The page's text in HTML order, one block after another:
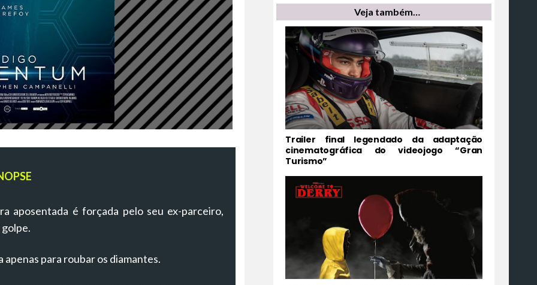
aposentada é forçada pelo seu ex-parceiro,
para roubar os diamantes.
Veja também…
Trailer final legendado da adaptação
cinematográfica do videojogo “Gran
Turismo”